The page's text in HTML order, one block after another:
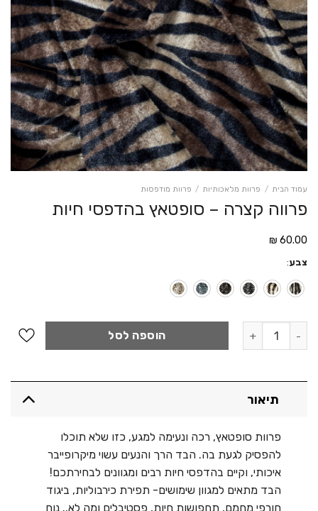
עמוד הבית / פרוות מלאכותיות / פרוות מודפסות
פרווה קצרה – סופטאץ בהדפסי חיות
60.00
₪
צבע:
כמות של פרווה קצרה – סופטאץ בהדפסי חיות
הוספה לסל
תיאור
פרוות סופטאץ, רכה ונעימה למגע, כזו שלא תוכלו
להפסיק לגעת בה. הבד הרך והנעים עשוי מיקרופייבר
איכותי, וקיים בהדפסי חיות רבים ומגוונים לבחירתכם!
הבד מתאים למגוון שימושים- תפירת כירבוליות, ביגוד
חורפי מחמם, תחפושות חיות, פסטיבלים ומה לא.. נוח